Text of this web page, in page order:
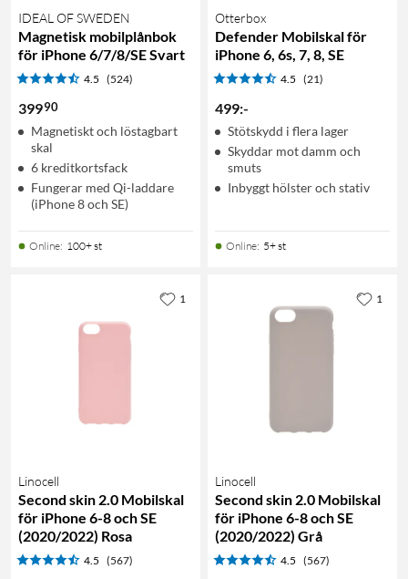
IDEAL OF SWEDEN
Magnetisk mobilplånbok
för iPhone 6/7/8/SE Svart
4.5 (524)
39990
Magnetiskt och löstagbart
skal
6 kreditkortsfack
Fungerar med Qi-laddare
(iPhone 8 och SE)
Online: 100+ st
Otterbox
Defender Mobilskal för
iPhone 6, 6s, 7, 8, SE
4.5 (21)
499:-
Stötskydd i flera lager
Skyddar mot damm och
smuts
Inbyggt hölster och stativ
Online: 5+ st
Linocell
Second skin 2.0 Mobilskal
för iPhone 6-8 och SE
(2020/2022) Rosa
4.5 (567)
1
Linocell
Second skin 2.0 Mobilskal
för iPhone 6-8 och SE
(2020/2022) Grå
4.5 (567)
1